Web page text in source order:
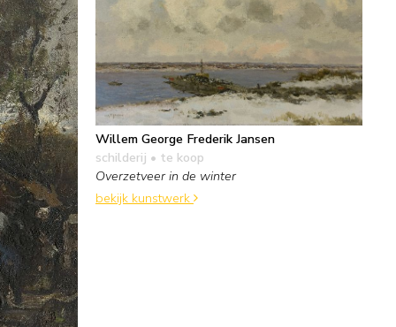
Willem George Frederik Jansen
schilderij • te koop
Overzetveer in de winter
bekijk kunstwerk